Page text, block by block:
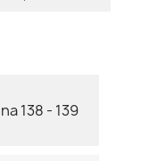
138 - 139